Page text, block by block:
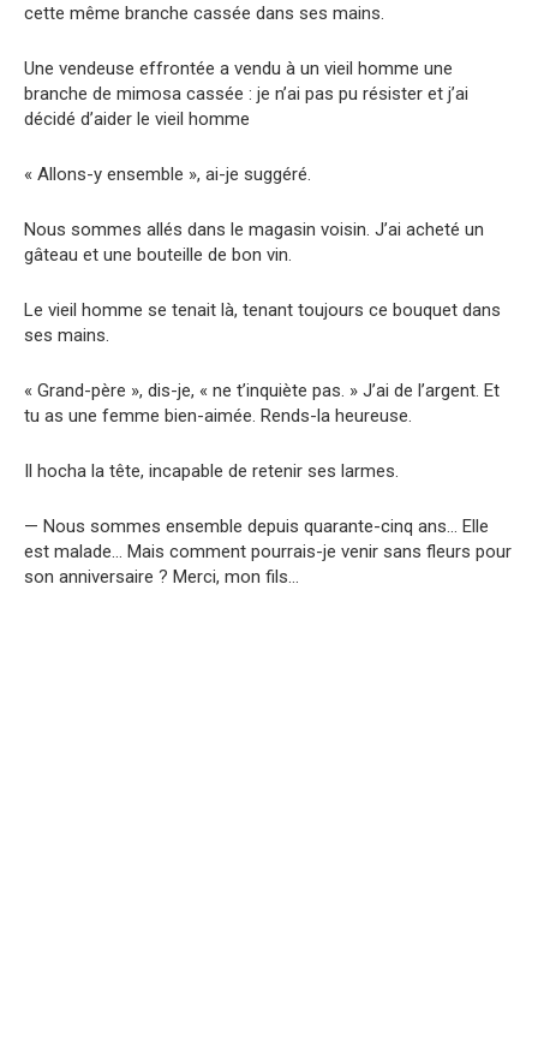
cette même branche cassée dans ses mains.
Une vendeuse effrontée a vendu à un vieil homme une
branche de mimosa cassée : je n’ai pas pu résister et j’ai
décidé d’aider le vieil homme
« Allons-y ensemble », ai-je suggéré.
Nous sommes allés dans le magasin voisin. J’ai acheté un
gâteau et une bouteille de bon vin.
Le vieil homme se tenait là, tenant toujours ce bouquet dans
ses mains.
« Grand-père », dis-je, « ne t’inquiète pas. » J’ai de l’argent. Et
tu as une femme bien-aimée. Rends-la heureuse.
Il hocha la tête, incapable de retenir ses larmes.
— Nous sommes ensemble depuis quarante-cinq ans… Elle
est malade… Mais comment pourrais-je venir sans fleurs pour
son anniversaire ? Merci, mon fils…